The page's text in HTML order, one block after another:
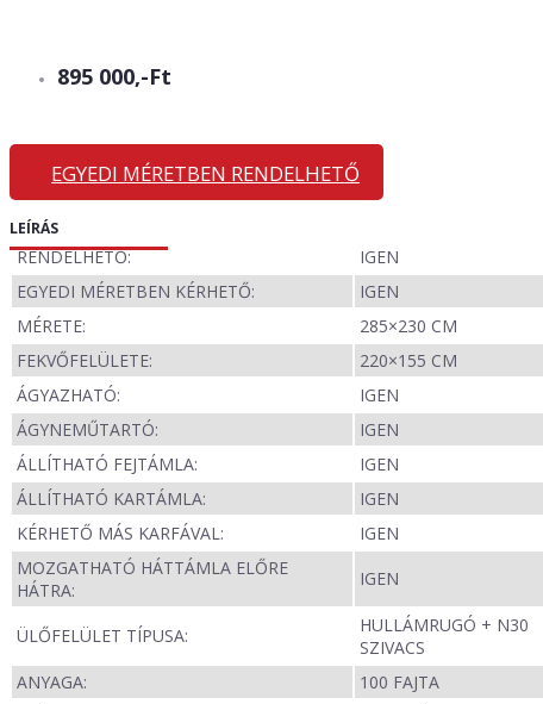
895 000,-Ft
EGYEDI MÉRETBEN RENDELHETŐ
LEÍRÁS
RENDELHETŐ:
IGEN
EGYEDI MÉRETBEN KÉRHETŐ:
IGEN
MÉRETE:
285×230 CM
FEKVŐFELÜLETE:
220×155 CM
ÁGYAZHATÓ:
IGEN
ÁGYNEMŰTARTÓ:
IGEN
ÁLLÍTHATÓ FEJTÁMLA:
IGEN
ÁLLÍTHATÓ KARTÁMLA:
IGEN
KÉRHETŐ MÁS KARFÁVAL:
IGEN
MOZGATHATÓ HÁTTÁMLA ELŐRE
HÁTRA:
IGEN
ÜLŐFELÜLET TÍPUSA:
HULLÁMRUGÓ + N30
SZIVACS
ANYAGA:
100 FAJTA